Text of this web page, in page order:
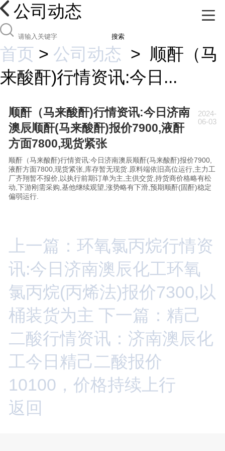
公司动态
搜索
首页 > 公司动态 > 顺酐（马
来酸酐)行情资讯:今日...
顺酐（马来酸酐)行情资讯:今日济南
澳辰顺酐(马来酸酐)报价7900,液酐
方面7800,现货紧张
2024-
06-03
顺酐（马来酸酐)行情资讯:今日济南澳辰顺酐(马来酸酐)报价7900,
液酐方面7800,现货紧张,库存暂无现货.原料端依旧高位运行,主力工
厂齐翔暂不报价,以执行前期订单为主,主供交货,持货商价格略有松
动,下游刚需采购,基他继续观望,涨势略有下滑,预期顺酐(固酐)稳定
偏弱运行.
上一篇：环氧氯丙烷行情资
讯:今日济南澳辰化工环氧
氯丙烷(丙烯法)报价7300,以
桶装货为主 下一篇：精己
二酸行情资讯：济南澳辰化
工今日精己二酸报价
10100，价格持续上行
返回